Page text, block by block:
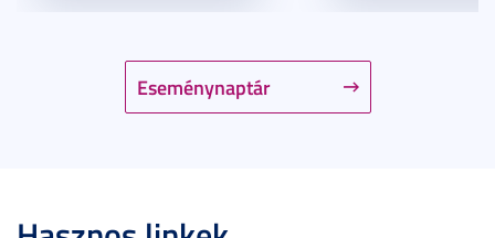
Eseménynaptár